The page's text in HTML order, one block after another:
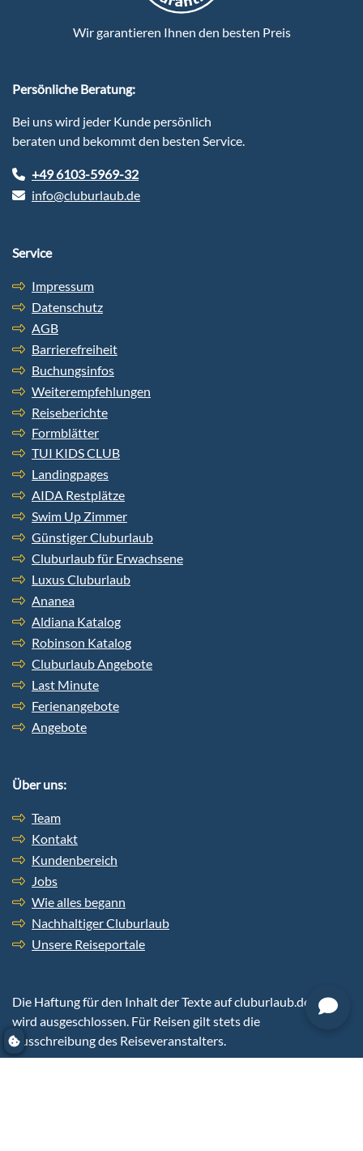
Wir garantieren Ihnen den besten Preis
Persönliche Beratung:
Bei uns wird jeder Kunde persönlich
beraten und bekommt den besten Service.
+49 6103-5969-32
info@cluburlaub.de
Service
Impressum
Datenschutz
AGB
Barrierefreiheit
Buchungsinfos
Weiterempfehlungen
Reiseberichte
Formblätter
TUI KIDS CLUB
Landingpages
AIDA Restplätze
Swim Up Zimmer
Günstiger Cluburlaub
Cluburlaub für Erwachsene
Luxus Cluburlaub
Ananea
Aldiana Katalog
Robinson Katalog
Cluburlaub Angebote
Last Minute
Ferienangebote
Angebote
Über uns:
Team
Kontakt
Kundenbereich
Jobs
Wie alles begann
Nachhaltiger Cluburlaub
Unsere Reiseportale
Die Haftung für den Inhalt der Texte auf cluburlaub.de
wird ausgeschlossen. Für Reisen gilt stets die
Ausschreibung des Reiseveranstalters.